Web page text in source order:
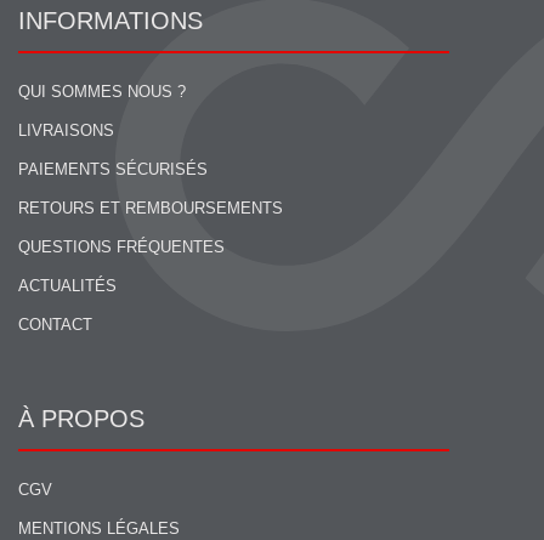
INFORMATIONS
QUI SOMMES NOUS ?
LIVRAISONS
PAIEMENTS SÉCURISÉS
RETOURS ET REMBOURSEMENTS
QUESTIONS FRÉQUENTES
ACTUALITÉS
CONTACT
À PROPOS
CGV
MENTIONS LÉGALES